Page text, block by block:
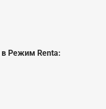
в Режим Renta: